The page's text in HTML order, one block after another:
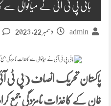
بانی پی ٹی آئی نے میانوالی سے
admin دسمبر 22, 2023
پاکستان تحریک انصاف (پی ٹی
خان کے کاغذات نامزدگی جمع